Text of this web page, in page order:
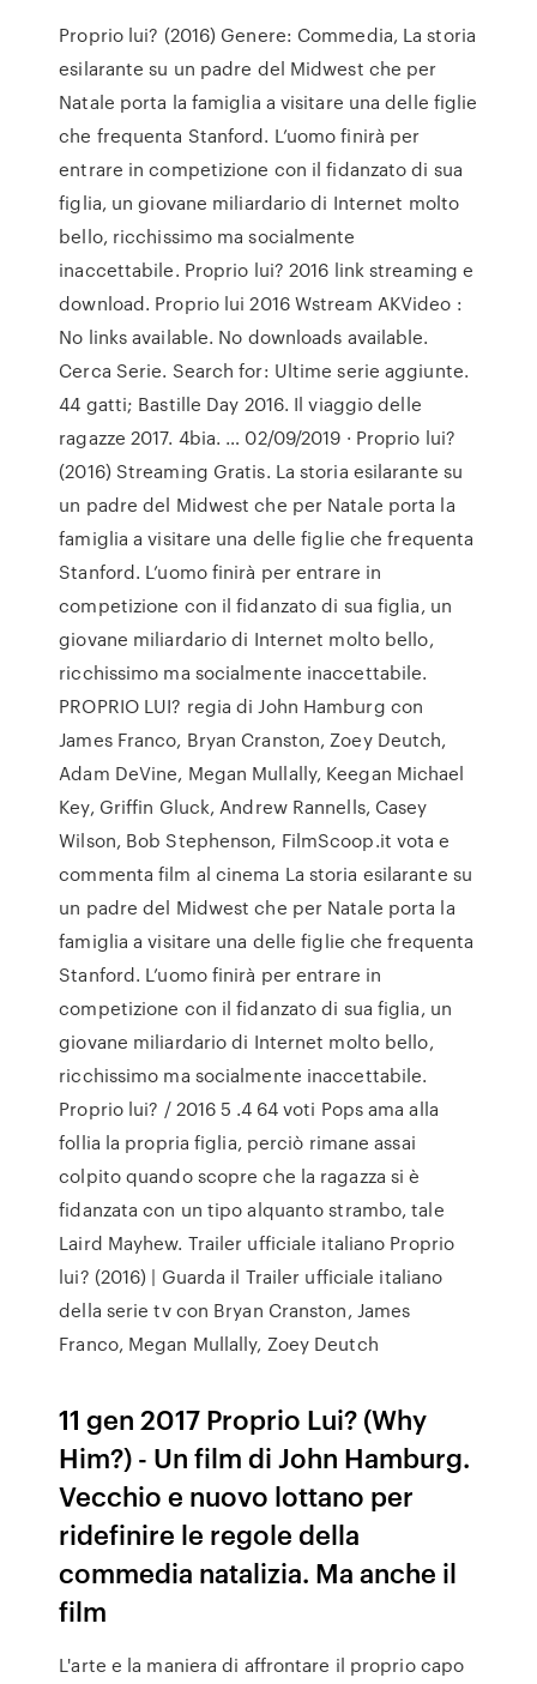
Proprio lui? (2016) Genere: Commedia, La storia
esilarante su un padre del Midwest che per
Natale porta la famiglia a visitare una delle figlie
che frequenta Stanford. L’uomo finirà per
entrare in competizione con il fidanzato di sua
figlia, un giovane miliardario di Internet molto
bello, ricchissimo ma socialmente
inaccettabile. Proprio lui? 2016 link streaming e
download. Proprio lui 2016 Wstream AKVideo :
No links available. No downloads available.
Cerca Serie. Search for: Ultime serie aggiunte.
44 gatti; Bastille Day 2016. Il viaggio delle
ragazze 2017. 4bia. … 02/09/2019 · Proprio lui?
(2016) Streaming Gratis. La storia esilarante su
un padre del Midwest che per Natale porta la
famiglia a visitare una delle figlie che frequenta
Stanford. L’uomo finirà per entrare in
competizione con il fidanzato di sua figlia, un
giovane miliardario di Internet molto bello,
ricchissimo ma socialmente inaccettabile.
PROPRIO LUI? regia di John Hamburg con
James Franco, Bryan Cranston, Zoey Deutch,
Adam DeVine, Megan Mullally, Keegan Michael
Key, Griffin Gluck, Andrew Rannells, Casey
Wilson, Bob Stephenson, FilmScoop.it vota e
commenta film al cinema La storia esilarante su
un padre del Midwest che per Natale porta la
famiglia a visitare una delle figlie che frequenta
Stanford. L’uomo finirà per entrare in
competizione con il fidanzato di sua figlia, un
giovane miliardario di Internet molto bello,
ricchissimo ma socialmente inaccettabile.
Proprio lui? / 2016 5 .4 64 voti Pops ama alla
follia la propria figlia, perciò rimane assai
colpito quando scopre che la ragazza si è
fidanzata con un tipo alquanto strambo, tale
Laird Mayhew. Trailer ufficiale italiano Proprio
lui? (2016) | Guarda il Trailer ufficiale italiano
della serie tv con Bryan Cranston, James
Franco, Megan Mullally, Zoey Deutch
11 gen 2017 Proprio Lui? (Why
Him?) - Un film di John Hamburg.
Vecchio e nuovo lottano per
ridefinire le regole della
commedia natalizia. Ma anche il
film
L'arte e la maniera di affrontare il proprio capo